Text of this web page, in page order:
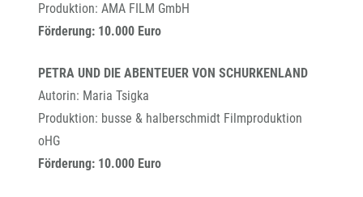
Produktion: AMA FILM GmbH
Förderung: 10.000 Euro
PETRA UND DIE ABENTEUER VON SCHURKENLAND
Autorin: Maria Tsigka
Produktion: busse & halberschmidt Filmproduktion
oHG
Förderung: 10.000 Euro